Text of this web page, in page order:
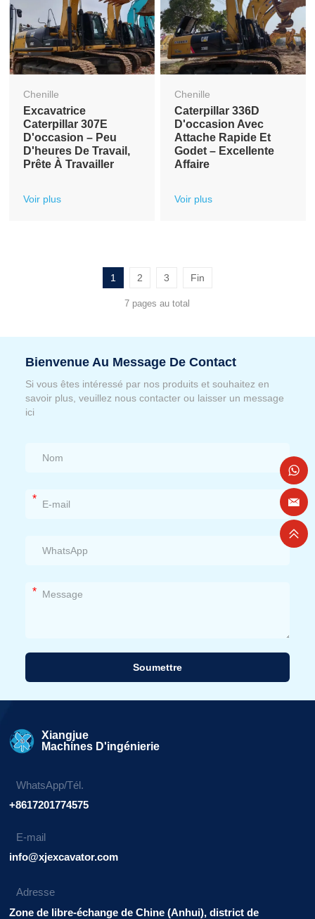
Chenille
Excavatrice
Caterpillar 307E
D'occasion – Peu
D'heures De Travail,
Prête À Travailler
Voir plus
Chenille
Caterpillar 336D
D'occasion Avec
Attache Rapide Et
Godet – Excellente
Affaire
Voir plus
1 2 3 Fin
7 pages au total
Bienvenue Au Message De Contact
Si vous êtes intéressé par nos produits et souhaitez en
savoir plus, veuillez nous contacter ou laisser un message
ici
*
*
Soumettre
Xiangjue
Machines D'ingénierie
WhatsApp/Tél.
+8617201774575
E-mail
info@xjexcavator.com
Adresse
Zone de libre-échange de Chine (Anhui), district de